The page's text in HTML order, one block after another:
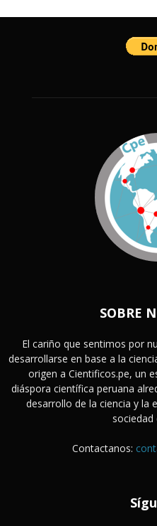
SOBRE
El cariño que sentimos por
desarrollarse en base a la
origen a Cientificos.pe, un
diáspora científica peruana
desarrollo de la ciencia y la
sociedad
Contactanos: